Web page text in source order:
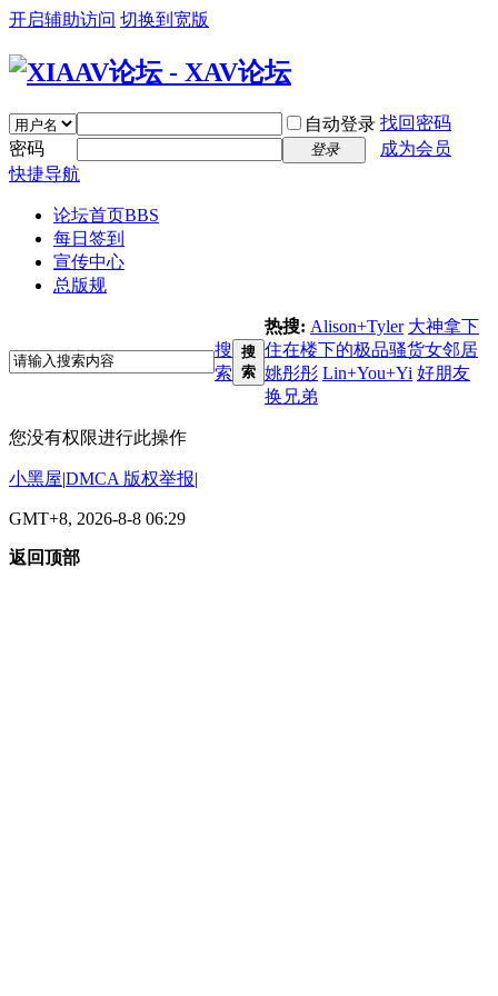
开启辅助访问 切换到宽版
自动登录 找回密码
密码
登录
成为会员
快捷导航
论坛首页BBS
每日签到
宣传中心
总版规
搜
索
搜
索
热搜: Alison+Tyler 大神拿下
住在楼下的极品骚货女邻居
姚彤彤 Lin+You+Yi 好朋友
换兄弟
您没有权限进行此操作
小黑屋|DMCA 版权举报|
GMT+8, 2026-8-8 06:29
返回顶部